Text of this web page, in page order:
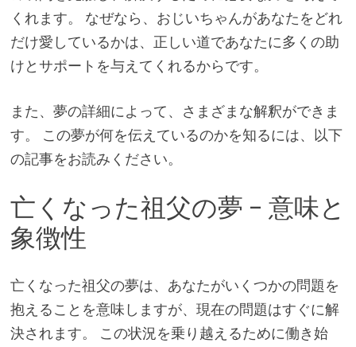
くれます。 なぜなら、おじいちゃんがあなたをどれ
だけ愛しているかは、正しい道であなたに多くの助
けとサポートを与えてくれるからです。
また、夢の詳細によって、さまざまな解釈ができま
す。 この夢が何を伝えているのかを知るには、以下
の記事をお読みください。
亡くなった祖父の夢 – 意味と
象徴性
亡くなった祖父の夢は、あなたがいくつかの問題を
抱えることを意味しますが、現在の問題はすぐに解
決されます。 この状況を乗り越えるために働き始